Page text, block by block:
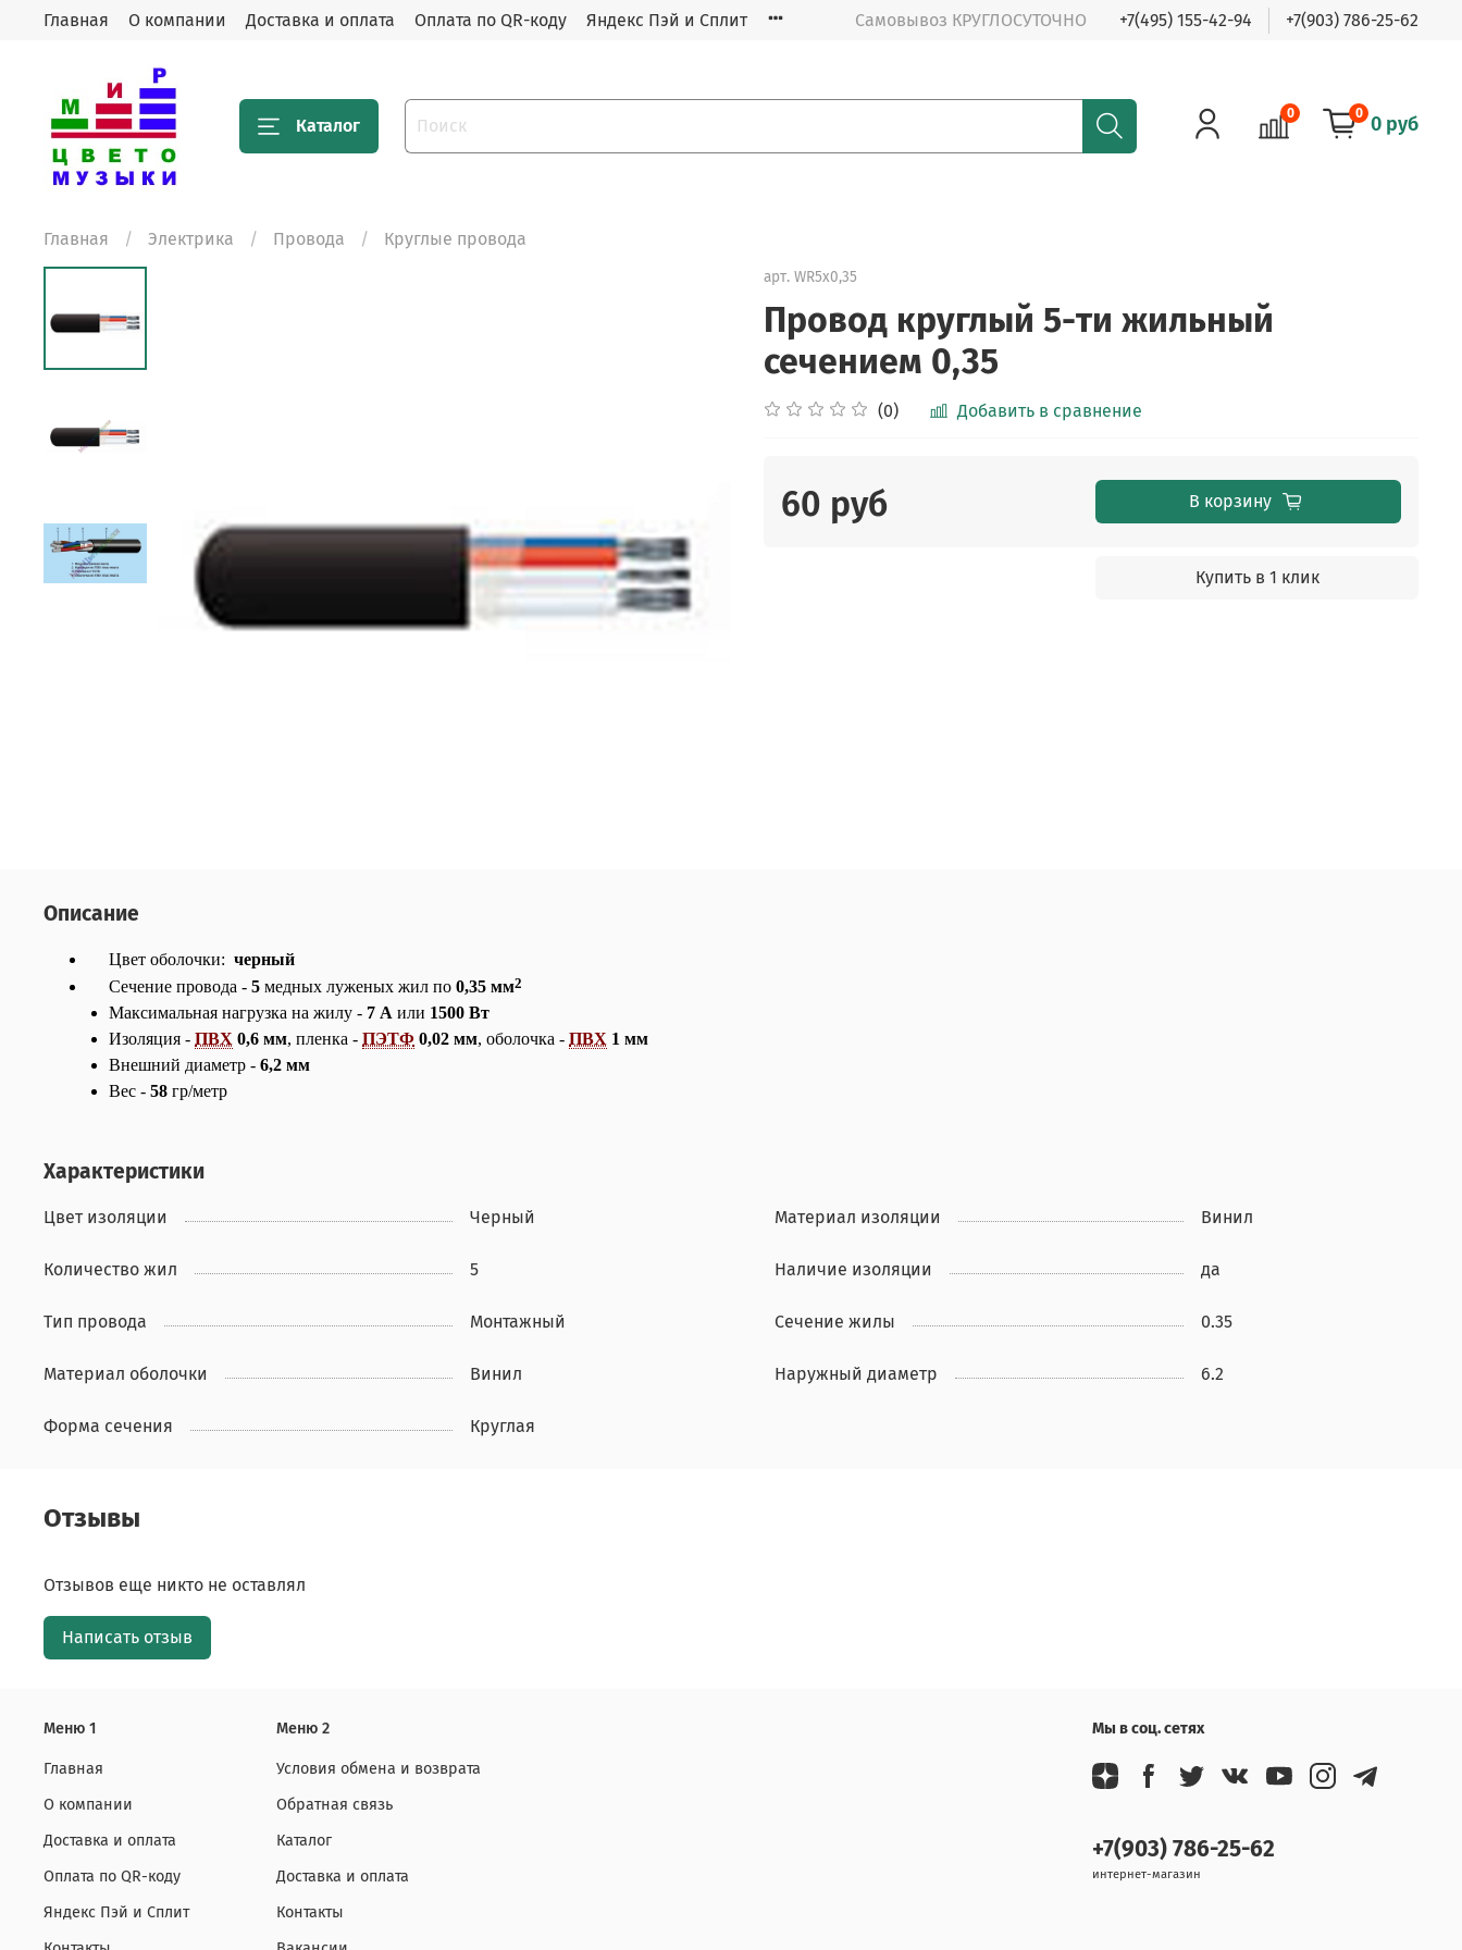
Главная О компании Доставка и оплата Оплата по QR-коду Яндекс Пэй и Сплит Самовывоз КРУГЛОСУТОЧНО +7(495) 155-42-94 +7(903) 786-25-62
Каталог
0 0 0 руб
Главная Электрика Провода Круглые провода
арт. WR5х0,35
Провод круглый 5-ти жильный
сечением 0,35
(0) Добавить в сравнение
60 руб В корзину
Купить в 1 клик
Описание
Цвет оболочки: черный
Сечение провода - 5 медных луженых жил по 0,35 мм2
Максимальная нагрузка на жилу - 7 А или 1500 Вт
Изоляция - ПВХ 0,6 мм, пленка - ПЭТФ 0,02 мм, оболочка - ПВХ 1 мм
Внешний диаметр - 6,2 мм
Вес - 58 гр/метр
Характеристики
Цвет изоляции Черный Материал изоляции Винил
Количество жил 5 Наличие изоляции да
Тип провода Монтажный Сечение жилы 0.35
Материал оболочки Винил Наружный диаметр 6.2
Форма сечения Круглая
Отзывы
Отзывов еще никто не оставлял
Написать отзыв
Меню 1
Главная
О компании
Доставка и оплата
Оплата по QR-коду
Яндекс Пэй и Сплит
Меню 2
Условия обмена и возврата
Обратная связь
Каталог
Доставка и оплата
Контакты
Мы в соц. сетях
+7(903) 786-25-62
интернет-магазин